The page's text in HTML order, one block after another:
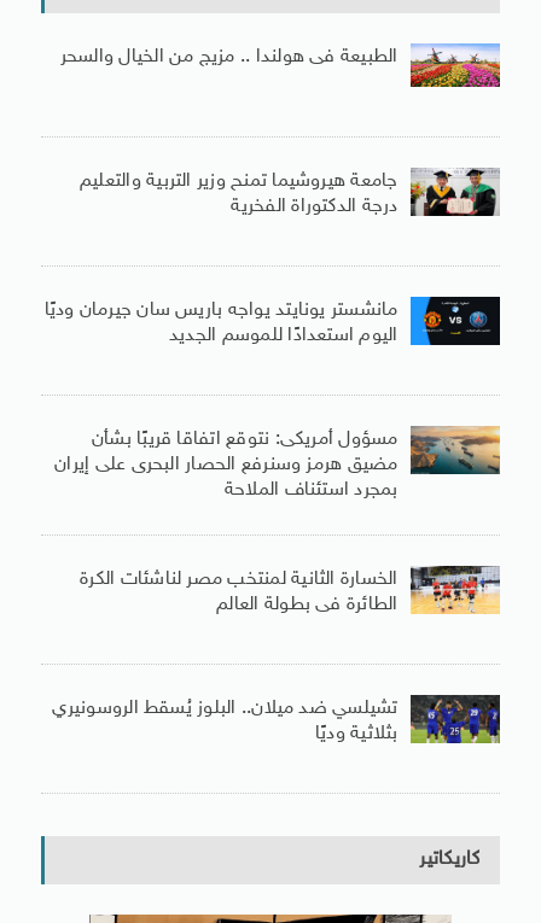
الطبيعة فى هولندا .. مزيج من الخيال والسحر
جامعة هيروشيما تمنح وزير التربية والتعليم
درجة الدكتوراة الفخرية
مانشستر يونايتد يواجه باريس سان جيرمان وديًا
اليوم استعدادًا للموسم الجديد
مسؤول أمريكى: نتوقع اتفاقا قريبًا بشأن
مضيق هرمز وسنرفع الحصار البحرى على إيران
بمجرد استئناف الملاحة
الخسارة الثانية لمنتخب مصر لناشئات الكرة
الطائرة فى بطولة العالم
تشيلسي ضد ميلان.. البلوز يُسقط الروسونيري
بثلاثية وديًا
كاريكاتير